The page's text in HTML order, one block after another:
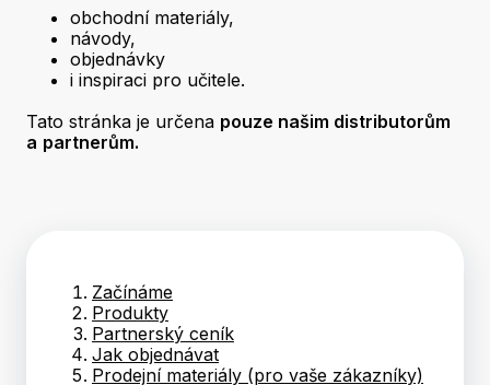
obchodní materiály,
návody,
objednávky
i inspiraci pro učitele.
Tato stránka je určena pouze našim distributorům
a partnerům.
Začínáme
Produkty
Partnerský ceník
Jak objednávat
Prodejní materiály (pro vaše zákazníky)